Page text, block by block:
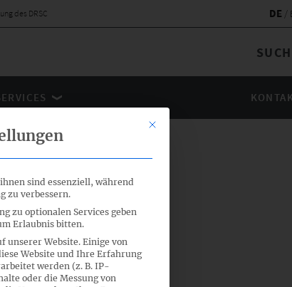
des DRSC DE
Mit diesem Button wird der
sind essenziell, während
zu verbessern.
zu optionalen Services geben
Erlaubnis bitten.
unserer Website. Einige von
Website und Ihre Erfahrung
werden (z. B. IP-
oder die Messung von